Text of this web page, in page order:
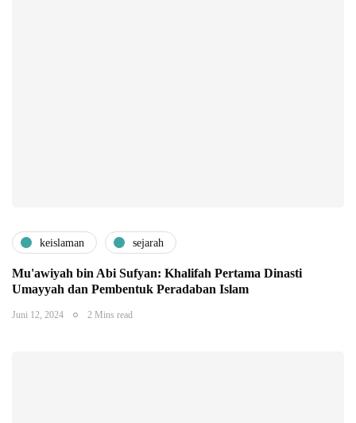
keislaman sejarah
Mu'awiyah bin Abi Sufyan: Khalifah Pertama Dinasti
Umayyah dan Pembentuk Peradaban Islam
Juni 12, 2024 2 Mins read